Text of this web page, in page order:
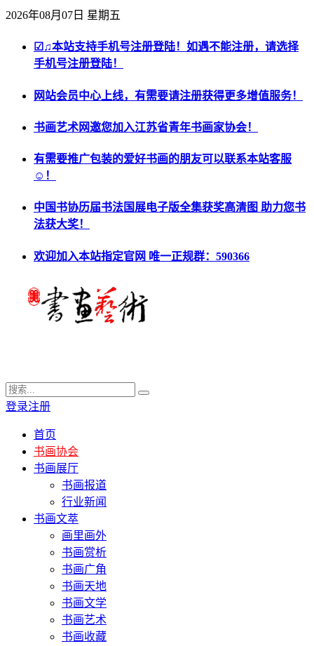
2026年08月07日 星期五
☑♫本站支持手机号注册登陆！如遇不能注册，请选择
手机号注册登陆！
网站会员中心上线，有需要请注册获得更多增值服务！
书画艺术网邀您加入江苏省青年书画家协会！
有需要推广包装的爱好书画的朋友可以联系本站客服
☺！
中国书协历届书法国展电子版全集获奖高清图 助力您书
法获大奖！
欢迎加入本站指定官网 唯一正规群：590366
登录注册
首页
书画协会
书画展厅
书画报道
行业新闻
书画文萃
画里画外
书画赏析
书画广角
书画天地
书画文学
书画艺术
书画收藏